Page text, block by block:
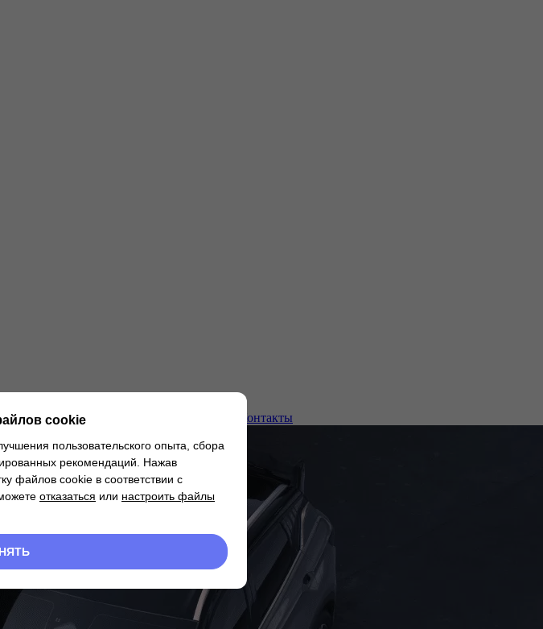
НовостиРуководство по эксплуатации Контакты
cookie
пользовательского опыта, сбора
рекомендаций. Нажав
файлов cookie в соответствии с
отказаться или настроить файлы